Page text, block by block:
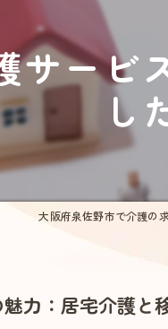
サービ
し
大阪府泉佐野市で介護の
力：居宅介護と